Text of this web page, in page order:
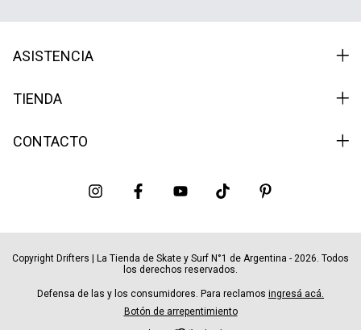
ASISTENCIA
TIENDA
CONTACTO
Copyright Drifters | La Tienda de Skate y Surf N°1 de Argentina - 2026. Todos
los derechos reservados.
Defensa de las y los consumidores. Para reclamos ingresá acá.
Botón de arrepentimiento